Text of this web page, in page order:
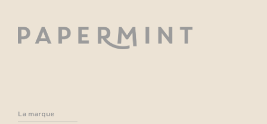
La marque